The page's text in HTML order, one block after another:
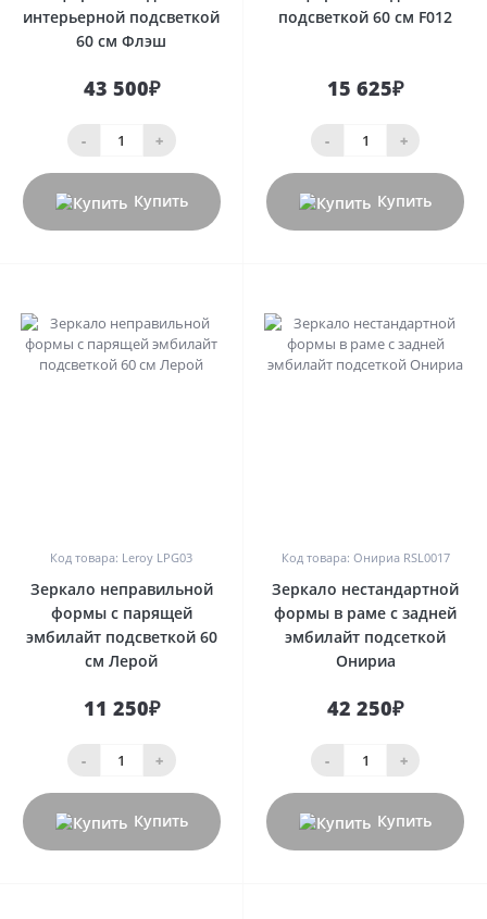
интерьерной подсветкой
60 см Флэш
43 500₽
- +
Купить
подсветкой 60 см F012
15 625₽
- +
Купить
Код товара: Leroy LPG03
Зеркало неправильной
формы с парящей
эмбилайт подсветкой 60
см Лерой
11 250₽
- +
Купить
Код товара: Онириа RSL0017
Зеркало нестандартной
формы в раме с задней
эмбилайт подсеткой
Онириа
42 250₽
- +
Купить